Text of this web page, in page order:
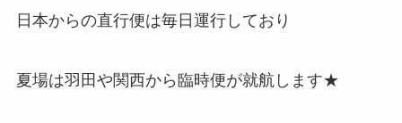
日本からの直行便は毎日運行しており
夏場は羽田や関西から臨時便が就航します★